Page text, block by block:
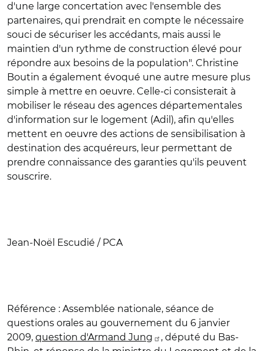
d'une large concertation avec l'ensemble des
partenaires, qui prendrait en compte le nécessaire
souci de sécuriser les accédants, mais aussi le
maintien d'un rythme de construction élevé pour
répondre aux besoins de la population". Christine
Boutin a également évoqué une autre mesure plus
simple à mettre en oeuvre. Celle-ci consisterait à
mobiliser le réseau des agences départementales
d'information sur le logement (Adil), afin qu'elles
mettent en oeuvre des actions de sensibilisation à
destination des acquéreurs, leur permettant de
prendre connaissance des garanties qu'ils peuvent
souscrire.
Jean-Noël Escudié / PCA
Référence : Assemblée nationale, séance de
questions orales au gouvernement du 6 janvier
2009, question d'Armand Jung
, député du Bas-